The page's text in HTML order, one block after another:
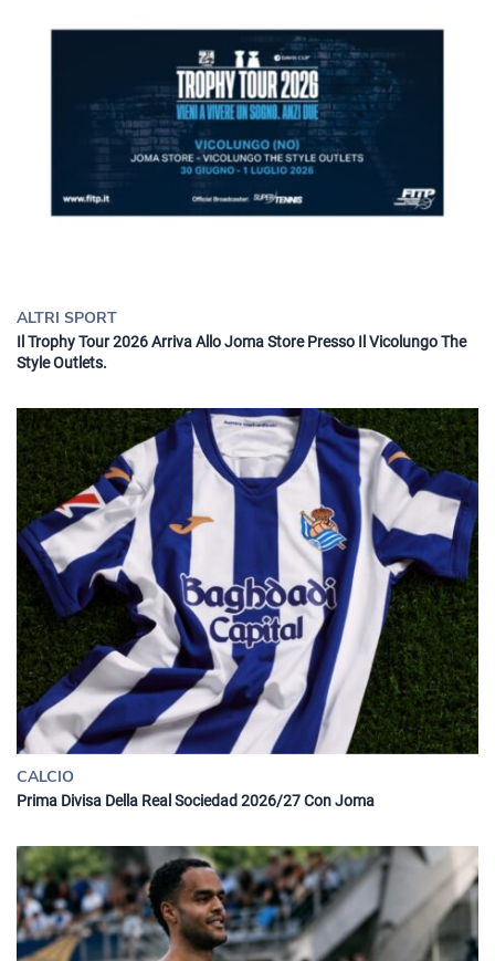
ALTRI SPORT
Il Trophy Tour 2026 Arriva Allo Joma Store Presso Il Vicolungo The
Style Outlets.
CALCIO
Prima Divisa Della Real Sociedad 2026/27 Con Joma